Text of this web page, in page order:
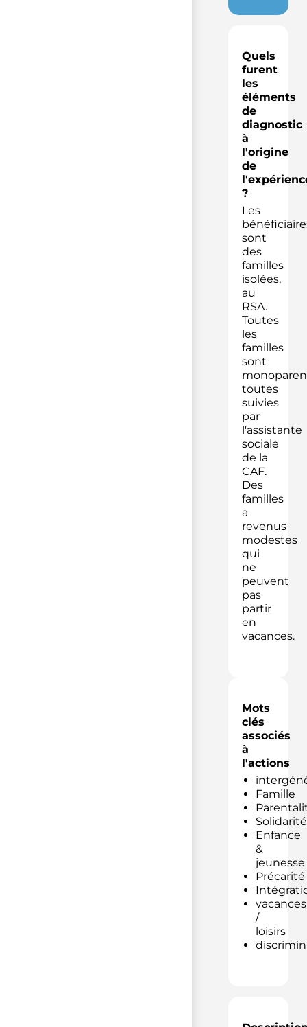
Quels
furent
les
éléments
de
diagnostic
à
l'origine
de
?
Les
sont
des
familles
isolées,
au
RSA.
Toutes
les
familles
sont
toutes
suivies
par
l'assistante
sociale
de la
CAF.
Des
familles
a
revenus
modestes
qui
ne
peuvent
pas
partir
en
vacances.
Mots
clés
associés
à
l'actions
Famille
Solidarité
Enfance
&
jeunesse
Précarité
vacances
/
loisirs